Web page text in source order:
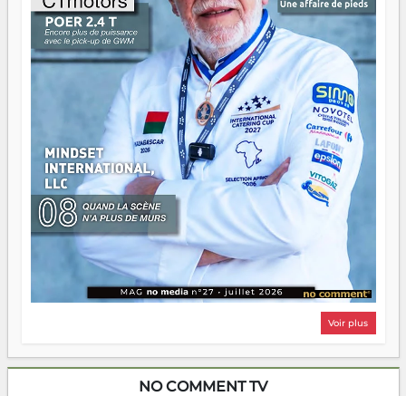
Il faut juste s'assurer que tout le monde rame dans le
même sens.
Voir plus
NO COMMENT TV